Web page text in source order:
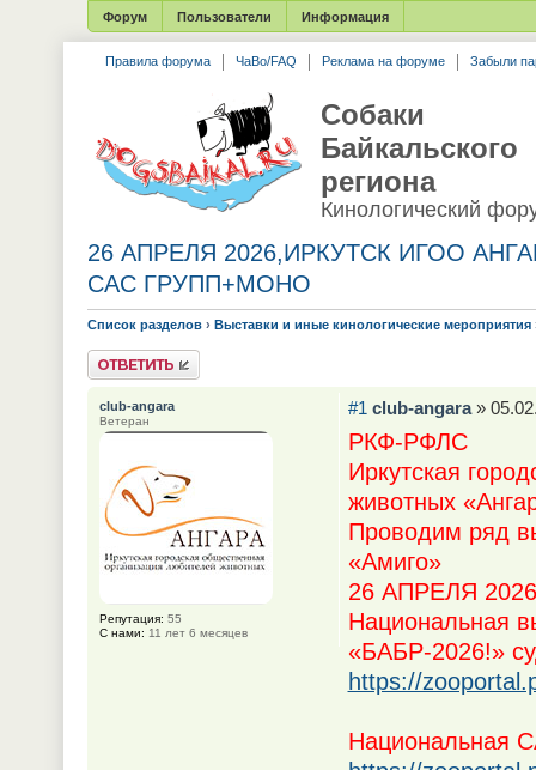
Форум Пользователи Информация
Правила форума ЧаВо/FAQ Реклама на форуме Забыли
Собаки
Байкальского
региона
Кинологический
26 АПРЕЛЯ 2026,ИРКУТСК ИГОО
САС ГРУПП+МОНО
Список разделов › Выставки и иные кинологические мероприятия
Ответить
#1 club-angara»
РКФ-РФЛС
Иркутская
животных
Проводим ряд
«Амиго»
26 АПРЕЛЯ 2026
Национальная
«БАБР-2026!»
https://
Национальная
club-angara
Ветеран
Репутация: 55
С нами: 11 лет 6 месяцев